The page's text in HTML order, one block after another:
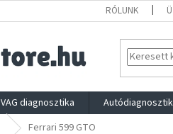
RÓLUNK
VAG diagnosztika
Ferrari 599 GTO